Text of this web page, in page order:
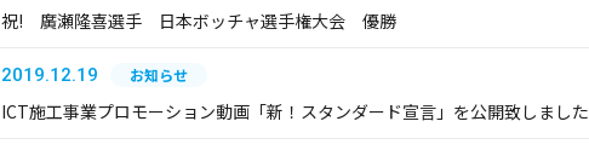
祝! 廣瀬隆喜選手 日本ボッチャ選手権大会 優勝
2019.12.19 お知らせ
ICT施工事業プロモーション動画「新！スタンダード宣言」を公開致しました